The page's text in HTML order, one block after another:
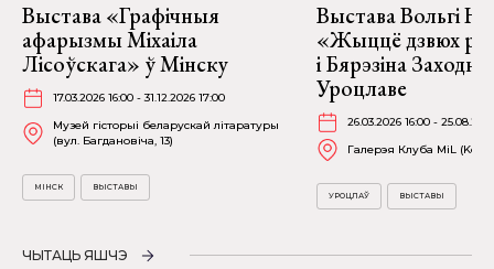
Выстава «Графічныя
афарызмы Міхаіла
Лісоўскага» ў Мінску
17.03.2026 16:00 - 31.12.2026 17:00
Музей гісторыі беларускай літаратуры
(вул. Багдановіча, 13)
МІНСК ВЫСТАВЫ
Выстава Вольгі
«Жыццё дзвюх
і Бярэзіна
Уроцлаве
26.03.2026 16:00 -
Галерэя Клуба MiL
УРОЦЛАЎ ВЫСТАВЫ
ЧЫТАЦЬ ЯШЧЭ